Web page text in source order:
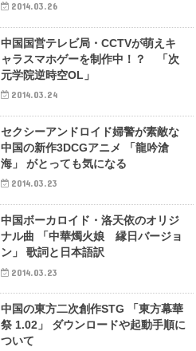
2014.03.26
中国国営テレビ局・CCTVが萌えキ
ャラスマホゲーを制作中！？ 「次
元学院逆時空OL」
2014.03.24
セクシーアンドロイド婦警が素敵な
中国の新作3DCGアニメ 「龍吟滄
海」 がとっても気になる
2014.03.23
中国ボーカロイド・洛天依のオリジ
ナル曲 「中華燭火娘 縁日バージョ
ン」 歌詞と日本語訳
2014.03.23
中国の東方二次創作STG 「東方幕華
祭 1.02」 ダウンロードや起動手順に
ついて